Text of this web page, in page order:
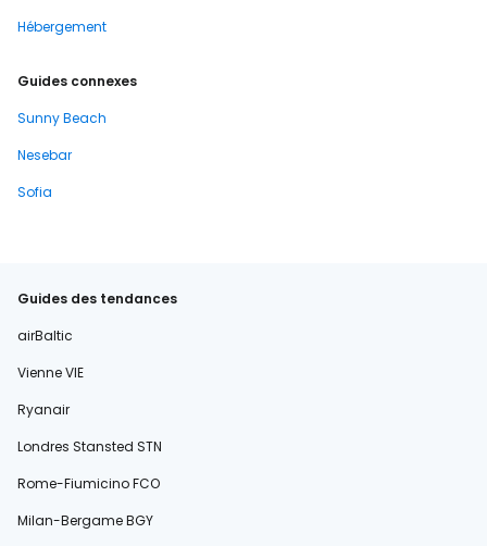
Hébergement
Guides connexes
Sunny Beach
Nesebar
Sofia
Guides des tendances
airBaltic
Vienne VIE
Ryanair
Londres Stansted STN
Rome-Fiumicino FCO
Milan-Bergame BGY